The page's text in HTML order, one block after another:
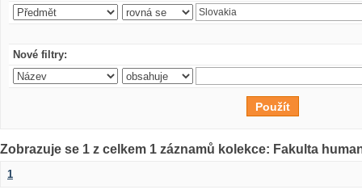
Nové filtry:
Zobrazuje se 1 z celkem 1 záznamů kolekce: Fakulta
1